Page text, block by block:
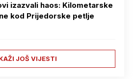
izazvali haos: Kilometarske
kod Prijedorske petlje
JOŠ VIJESTI